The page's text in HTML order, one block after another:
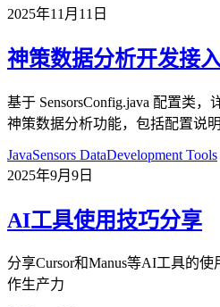
2025年11月11日
神策数据分析开发接
基于 SensorsConfig.java 配置类
神策数据分析功能，包括配置说
JavaSensors DataDevelopment Tools
2025年9月9日
AI工具使用技巧分享
分享Cursor和Manus等AI工具的
作生产力